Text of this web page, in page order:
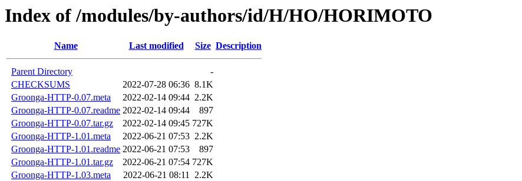
Index of /modules/by-authors/id/H/HO/HORIMOTO
Name Last modified Size Description
Parent Directory
-
CHECKSUMS
2022-07-28 06:36 8.1K
Groonga-HTTP-0.07.meta
2022-02-14 09:44 2.2K
Groonga-HTTP-0.07.readme 2022-02-14 09:44
897
Groonga-HTTP-0.07.tar.gz
2022-02-14 09:45 727K
Groonga-HTTP-1.01.meta
2022-06-21 07:53 2.2K
Groonga-HTTP-1.01.readme 2022-06-21 07:53
897
Groonga-HTTP-1.01.tar.gz
2022-06-21 07:54 727K
Groonga-HTTP-1.03.meta
2022-06-21 08:11 2.2K